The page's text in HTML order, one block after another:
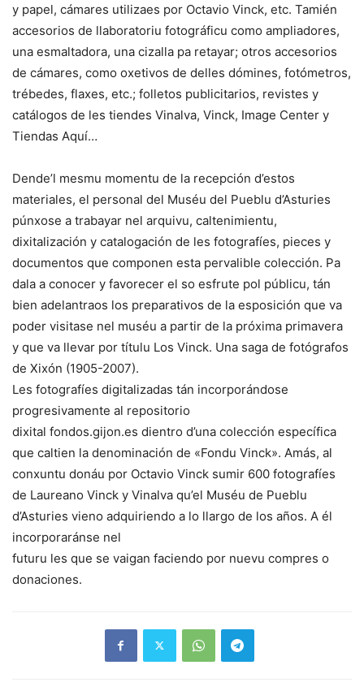
y papel, cámares utilizaes por Octavio Vinck, etc. Tamién
accesorios de llaboratoriu fotográficu como ampliadores,
una esmaltadora, una cizalla pa retayar; otros accesorios
de cámares, como oxetivos de delles dómines, fotómetros,
trébedes, flaxes, etc.; folletos publicitarios, revistes y
catálogos de les tiendes Vinalva, Vinck, Image Center y
Tiendas Aquí…
Dende’l mesmu momentu de la recepción d’estos
materiales, el personal del Muséu del Pueblu d’Asturies
púnxose a trabayar nel arquivu, caltenimientu,
dixitalización y catalogación de les fotografíes, pieces y
documentos que componen esta pervalible colección. Pa
dala a conocer y favorecer el so esfrute pol públicu, tán
bien adelantraos los preparativos de la esposición que va
poder visitase nel muséu a partir de la próxima primavera
y que va llevar por títulu Los Vinck. Una saga de fotógrafos
de Xixón (1905-2007).
Les fotografíes digitalizadas tán incorporándose
progresivamente al repositorio
dixital fondos.gijon.es dientro d’una colección específica
que caltien la denominación de «Fondu Vinck». Amás, al
conxuntu donáu por Octavio Vinck sumir 600 fotografíes
de Laureano Vinck y Vinalva qu’el Muséu de Pueblu
d’Asturies vieno adquiriendo a lo llargo de los años. A él
incorporaránse nel
futuru les que se vaigan faciendo por nuevu compres o
donaciones.